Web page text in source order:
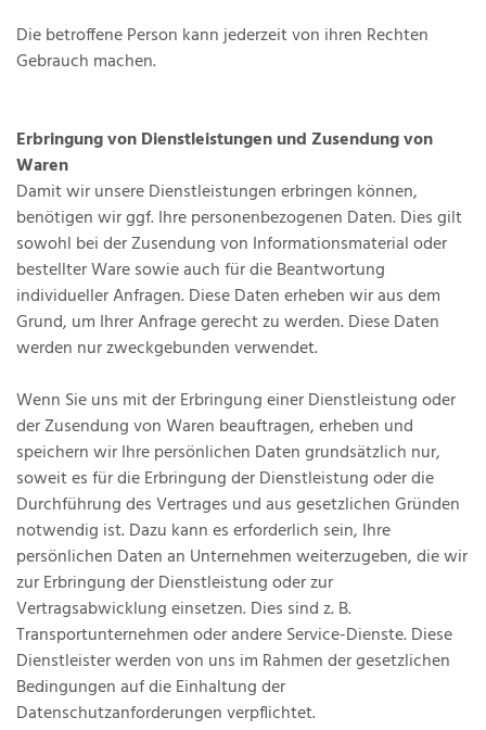
Die betroffene Person kann jederzeit von ihren Rechten
Gebrauch machen.
Erbringung von Dienstleistungen und Zusendung von
Waren
Damit wir unsere Dienstleistungen erbringen können,
benötigen wir ggf. Ihre personenbezogenen Daten. Dies gilt
sowohl bei der Zusendung von Informationsmaterial oder
bestellter Ware sowie auch für die Beantwortung
individueller Anfragen. Diese Daten erheben wir aus dem
Grund, um Ihrer Anfrage gerecht zu werden. Diese Daten
werden nur zweckgebunden verwendet.
Wenn Sie uns mit der Erbringung einer Dienstleistung oder
der Zusendung von Waren beauftragen, erheben und
speichern wir Ihre persönlichen Daten grundsätzlich nur,
soweit es für die Erbringung der Dienstleistung oder die
Durchführung des Vertrages und aus gesetzlichen Gründen
notwendig ist. Dazu kann es erforderlich sein, Ihre
persönlichen Daten an Unternehmen weiterzugeben, die wir
zur Erbringung der Dienstleistung oder zur
Vertragsabwicklung einsetzen. Dies sind z. B.
Transportunternehmen oder andere Service-Dienste. Diese
Dienstleister werden von uns im Rahmen der gesetzlichen
Bedingungen auf die Einhaltung der
Datenschutzanforderungen verpflichtet.